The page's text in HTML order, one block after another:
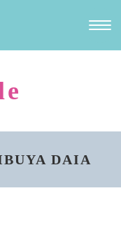
DAIA